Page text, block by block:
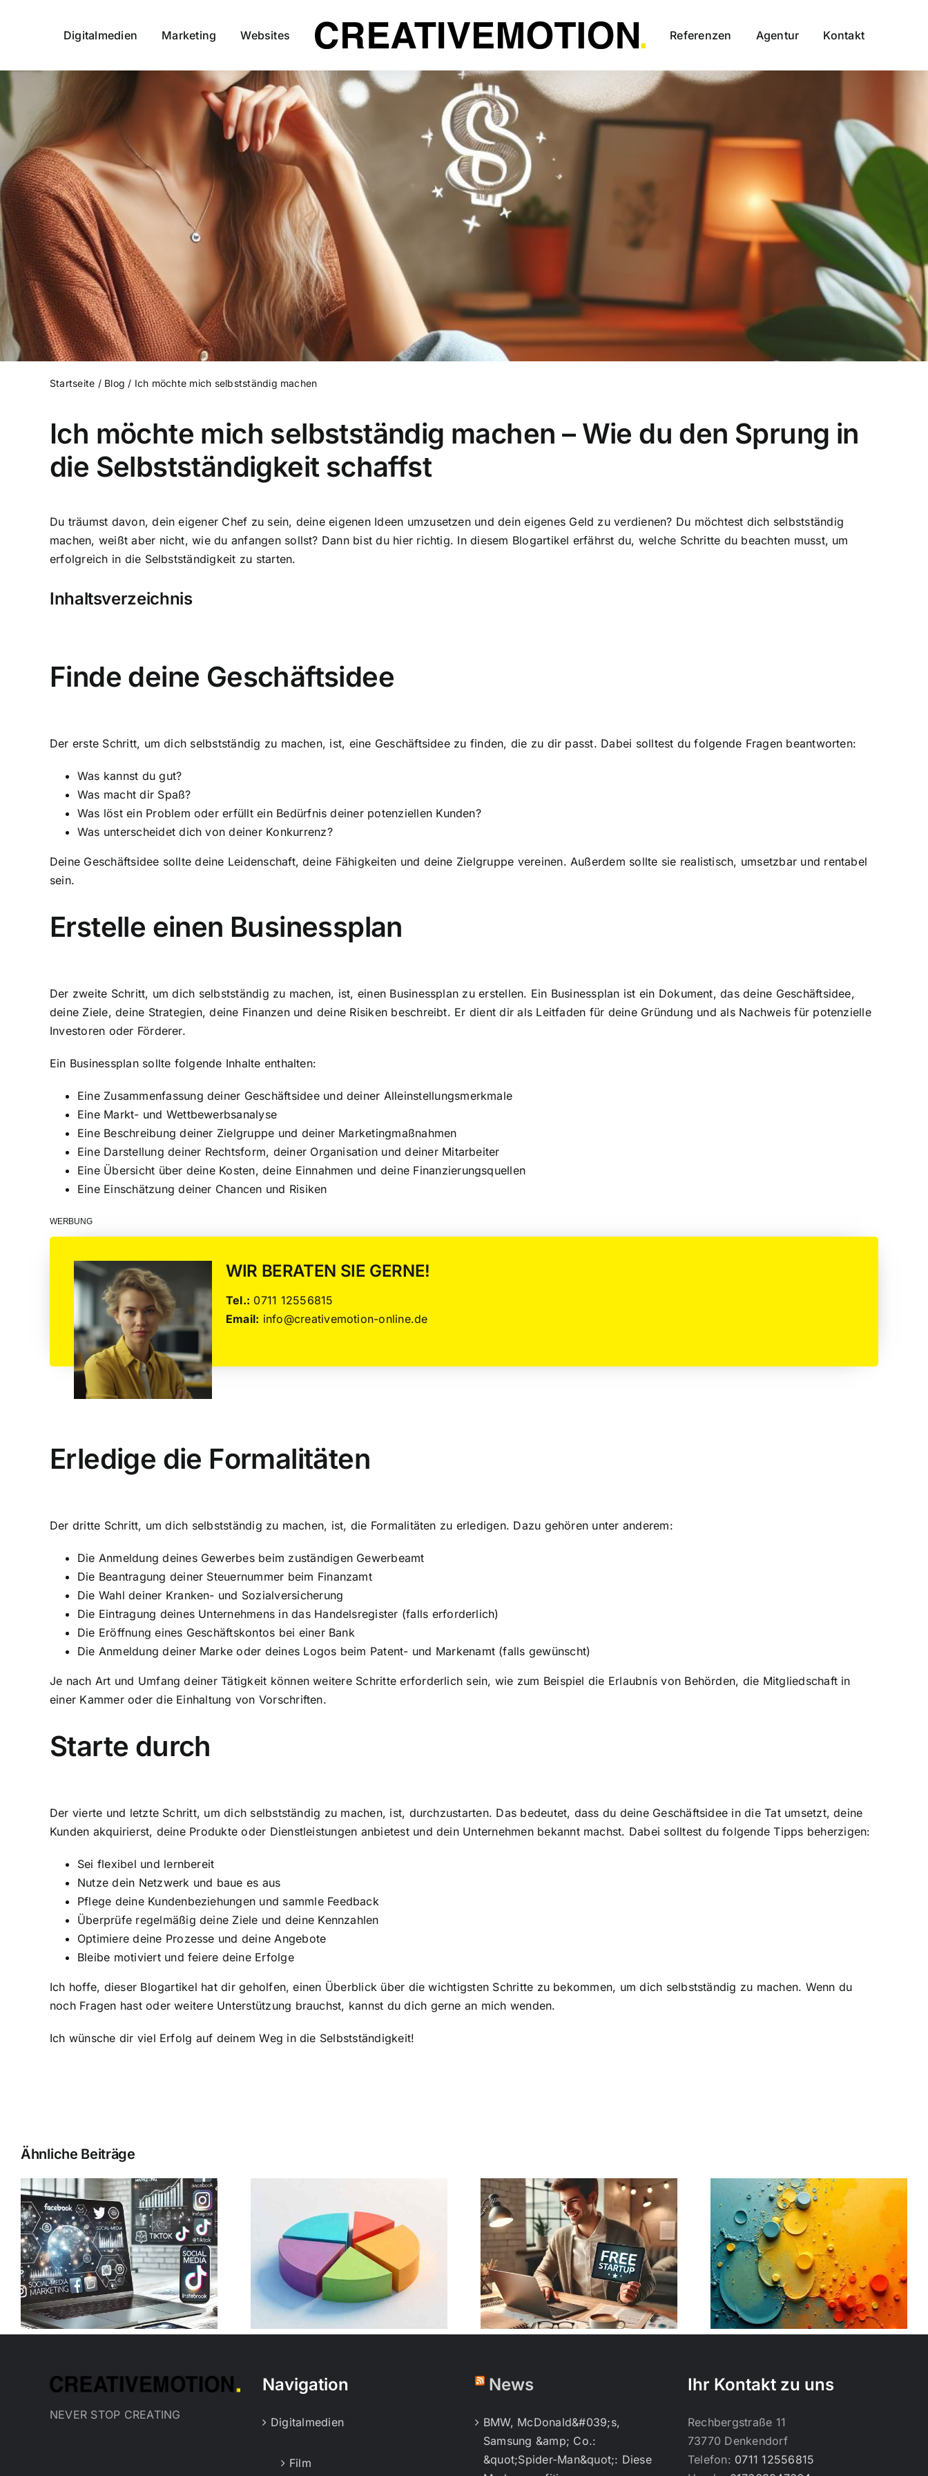
Digitalmedien Marketing Websites Referenzen Agentur Kontakt
Startseite / Blog / Ich möchte mich selbstständig machen
Ich möchte mich selbstständig machen – Wie du den Sprung in
die Selbstständigkeit schaffst
Du träumst davon, dein eigener Chef zu sein, deine eigenen Ideen umzusetzen und dein eigenes Geld zu verdienen? Du möchtest dich selbstständig
machen, weißt aber nicht, wie du anfangen sollst? Dann bist du hier richtig. In diesem Blogartikel erfährst du, welche Schritte du beachten musst, um
erfolgreich in die Selbstständigkeit zu starten.
Inhaltsverzeichnis
Finde deine Geschäftsidee
Der erste Schritt, um dich selbstständig zu machen, ist, eine Geschäftsidee zu finden, die zu dir passt. Dabei solltest du folgende Fragen beantworten:
Was kannst du gut?
Was macht dir Spaß?
Was löst ein Problem oder erfüllt ein Bedürfnis deiner potenziellen Kunden?
Was unterscheidet dich von deiner Konkurrenz?
Deine Geschäftsidee sollte deine Leidenschaft, deine Fähigkeiten und deine Zielgruppe vereinen. Außerdem sollte sie realistisch, umsetzbar und rentabel
sein.
Erstelle einen Businessplan
Der zweite Schritt, um dich selbstständig zu machen, ist, einen Businessplan zu erstellen. Ein Businessplan ist ein Dokument, das deine Geschäftsidee,
deine Ziele, deine Strategien, deine Finanzen und deine Risiken beschreibt. Er dient dir als Leitfaden für deine Gründung und als Nachweis für potenzielle
Investoren oder Förderer.
Ein Businessplan sollte folgende Inhalte enthalten:
Eine Zusammenfassung deiner Geschäftsidee und deiner Alleinstellungsmerkmale
Eine Markt- und Wettbewerbsanalyse
Eine Beschreibung deiner Zielgruppe und deiner Marketingmaßnahmen
Eine Darstellung deiner Rechtsform, deiner Organisation und deiner Mitarbeiter
Eine Übersicht über deine Kosten, deine Einnahmen und deine Finanzierungsquellen
Eine Einschätzung deiner Chancen und Risiken
WERBUNG
WIR BERATEN SIE GERNE!
Tel.: 0711 12556815
Email: info@creativemotion-online.de
Erledige die Formalitäten
Der dritte Schritt, um dich selbstständig zu machen, ist, die Formalitäten zu erledigen. Dazu gehören unter anderem:
Die Anmeldung deines Gewerbes beim zuständigen Gewerbeamt
Die Beantragung deiner Steuernummer beim Finanzamt
Die Wahl deiner Kranken- und Sozialversicherung
Die Eintragung deines Unternehmens in das Handelsregister (falls erforderlich)
Die Eröffnung eines Geschäftskontos bei einer Bank
Die Anmeldung deiner Marke oder deines Logos beim Patent- und Markenamt (falls gewünscht)
Je nach Art und Umfang deiner Tätigkeit können weitere Schritte erforderlich sein, wie zum Beispiel die Erlaubnis von Behörden, die Mitgliedschaft in
einer Kammer oder die Einhaltung von Vorschriften.
Starte durch
Der vierte und letzte Schritt, um dich selbstständig zu machen, ist, durchzustarten. Das bedeutet, dass du deine Geschäftsidee in die Tat umsetzt, deine
Kunden akquirierst, deine Produkte oder Dienstleistungen anbietest und dein Unternehmen bekannt machst. Dabei solltest du folgende Tipps beherzigen:
Sei flexibel und lernbereit
Nutze dein Netzwerk und baue es aus
Pflege deine Kundenbeziehungen und sammle Feedback
Überprüfe regelmäßig deine Ziele und deine Kennzahlen
Optimiere deine Prozesse und deine Angebote
Bleibe motiviert und feiere deine Erfolge
Ich hoffe, dieser Blogartikel hat dir geholfen, einen Überblick über die wichtigsten Schritte zu bekommen, um dich selbstständig zu machen. Wenn du
noch Fragen hast oder weitere Unterstützung brauchst, kannst du dich gerne an mich wenden.
Ich wünsche dir viel Erfolg auf deinem Weg in die Selbstständigkeit!
Ähnliche Beiträge
Kostenorientierte
Preispolitik:
Beispiele und
Anwendung
Firma gründen
kostenlos: So gelingt
der Start ohne
Kapitalaufwand
Kleingewerbe
Lackierer: Der Weg
zum erfolgreichen
Business
NEVER STOP CREATING
Navigation
Digitalmedien
Film
News
BMW, McDonald&#039;s,
Samsung &amp; Co.:
&quot;Spider-Man&quot;: Diese
Ihr Kontakt zu uns
Rechbergstraße 11
73770 Denkendorf
Telefon: 0711 12556815